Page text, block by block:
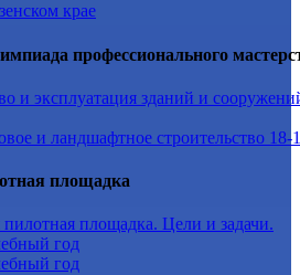
крае
профессионального
и эксплуатация зданий и
и ландшафтное строительство 18-
площадка
пилотная площадка. Цели и задачи.
год
год